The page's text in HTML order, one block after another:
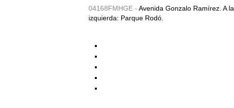
04168FMHGE - Avenida Gonzalo Ramírez. A la
izquierda: Parque Rodó.